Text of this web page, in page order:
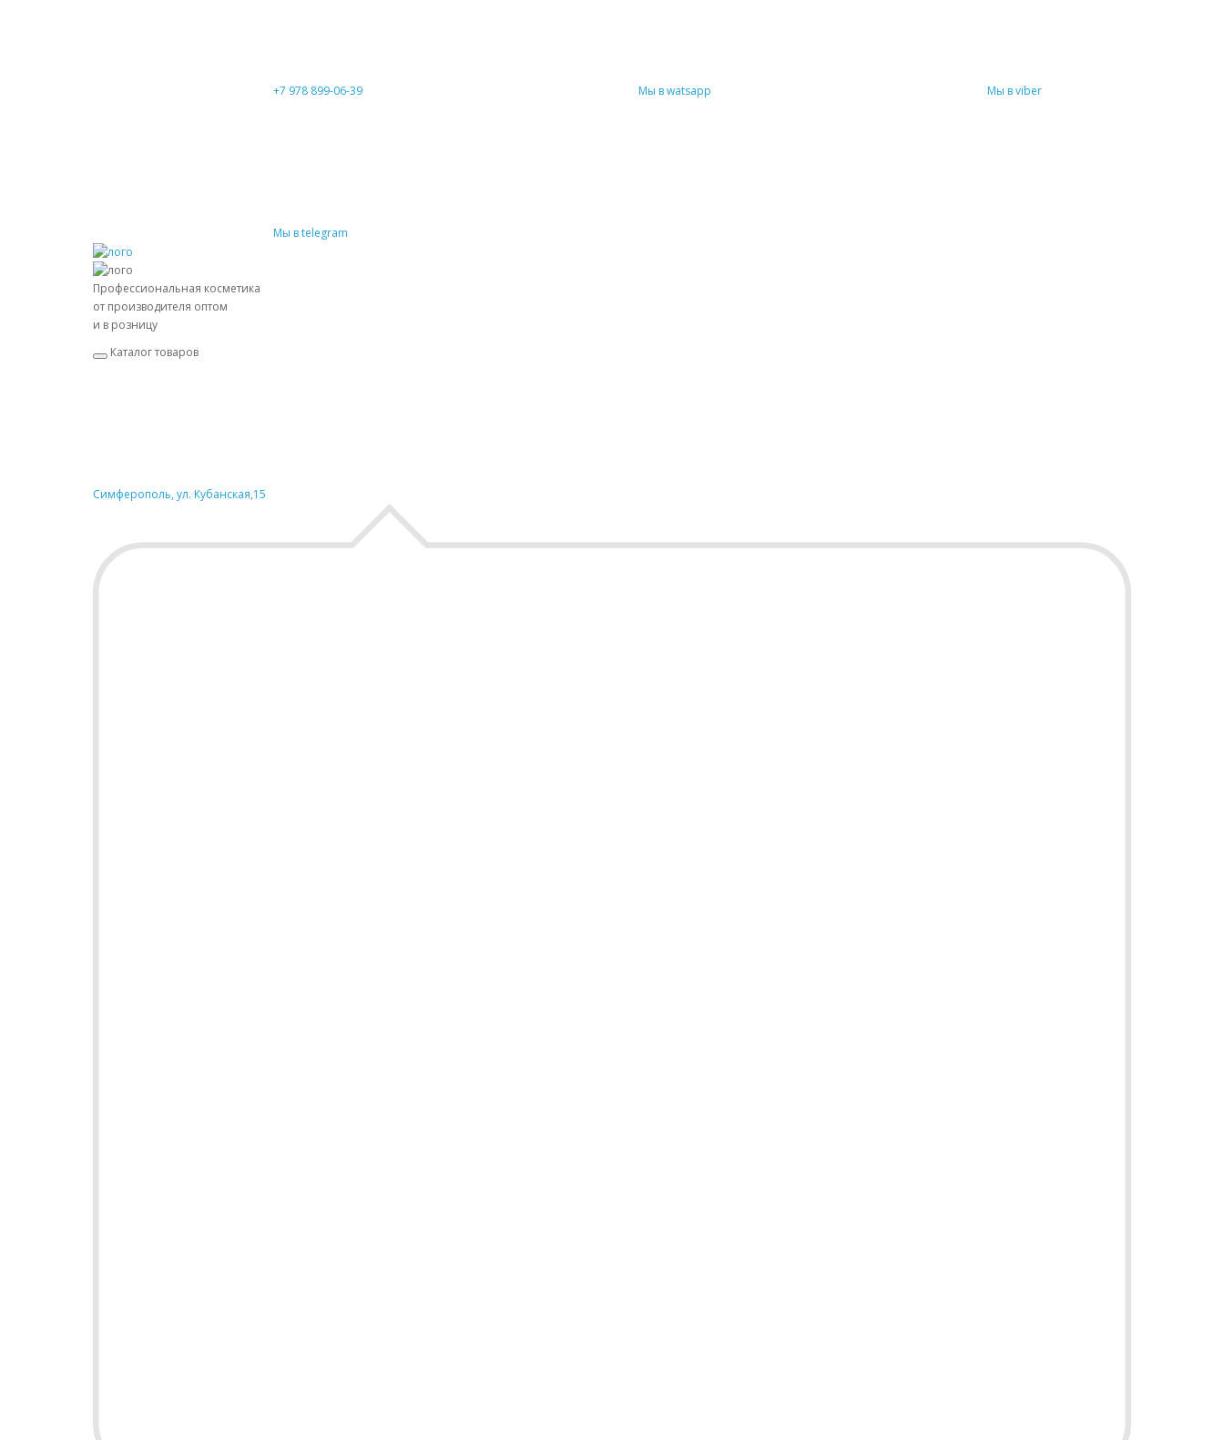
+7 978 899-06-39 Мы в watsapp Мы в viber
Мы в telegram
Профессиональная косметика
от производителя оптом
и в розницу
Каталог товаров
Симферополь, ул. Кубанская,15